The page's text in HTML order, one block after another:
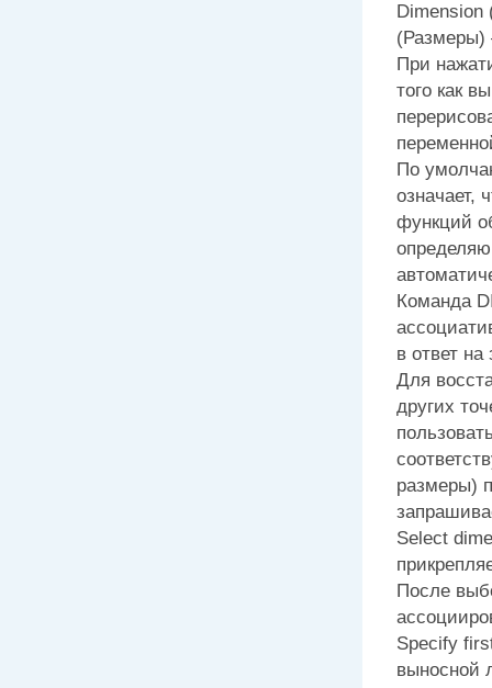
Dimension
При
того как
По
означает,
функций
Команда
в ответ
Для
других
размеры)
Select
После
Specify
выносной